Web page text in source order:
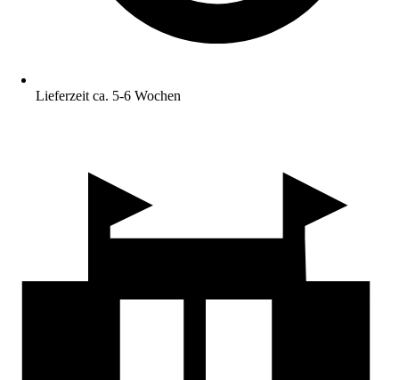
Lieferzeit ca. 5-6 Wochen